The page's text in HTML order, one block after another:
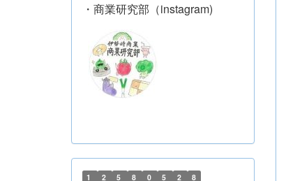
・商業研究部（instagram)
1 2 5 8 0 5 2 8